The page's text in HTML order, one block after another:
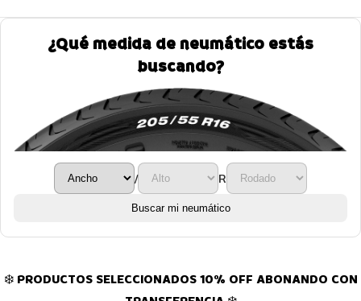
¿Qué medida de neumático estás
buscando?
/ R
Buscar mi neumático
❄️ PRODUCTOS SELECCIONADOS 10% OFF ABONANDO CON